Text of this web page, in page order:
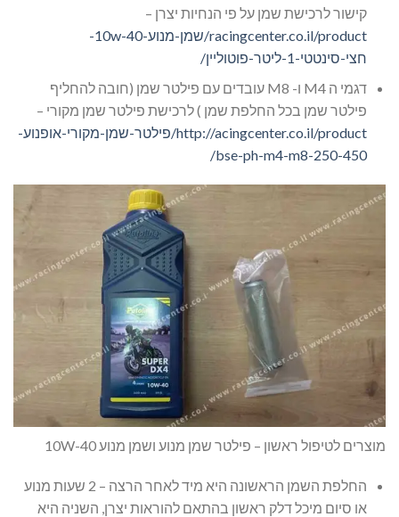
קישור לרכישת שמן על פי הנחיות יצרן –
racingcenter.co.il/product/שמן-מנוע-10w-40-
חצי-סינטטי-1-ליטר-פוטוליין/
דגמי ה M4 ו- M8 עובדים עם פילטר שמן (חובה להחליף
פילטר שמן בכל החלפת שמן ) לרכישת פילטר שמן מקורי –
http://acingcenter.co.il/product/פילטר-שמן-מקורי-אופנוע-
bse-ph-m4-m8-250-450/
מוצרים לטיפול ראשון – פילטר שמן מנוע ושמן מנוע 10W-40
החלפת השמן הראשונה היא מיד לאחר הרצה – 2 שעות מנוע
או סיום מיכל דלק ראשון בהתאם להוראות יצרן, השניה היא